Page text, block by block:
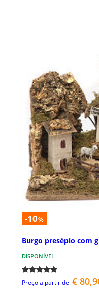
-10%
Burgo presépio com
DISPONÍVEL
Preço a partir de €